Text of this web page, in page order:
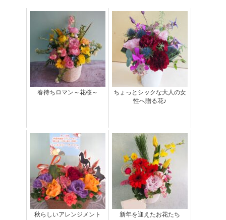
春待ちロマン～花桜～
ちょっとシックな大人の女
性へ贈る花♪
秋らしいアレンジメント
新年を迎えたお花たち